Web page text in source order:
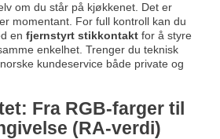
om du står på kjøkkenet. Det er
momentant. For full kontroll kan du
en fjernstyrt stikkontakt for å styre
enkelhet. Trenger du teknisk
kundeservice både private og
Fra RGB-farger til
(RA-verdi)